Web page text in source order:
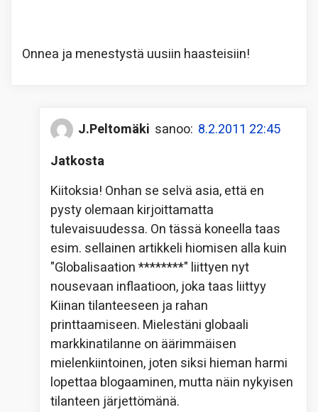
Onnea ja menestystä uusiin haasteisiin!
J.Peltomäki sanoo: 8.2.2011 22:45
Jatkosta
Kiitoksia! Onhan se selvä asia, että en
pysty olemaan kirjoittamatta
tulevaisuudessa. On tässä koneella taas
esim. sellainen artikkeli hiomisen alla kuin
"Globalisaation ********" liittyen nyt
nousevaan inflaatioon, joka taas liittyy
Kiinan tilanteeseen ja rahan
printtaamiseen. Mielestäni globaali
markkinatilanne on äärimmäisen
mielenkiintoinen, joten siksi hieman harmi
lopettaa blogaaminen, mutta näin nykyisen
tilanteen järjettömänä.